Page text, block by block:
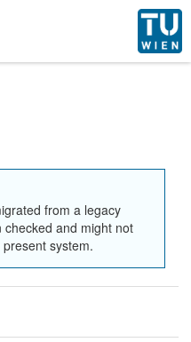
from a legacy
and might not
system.